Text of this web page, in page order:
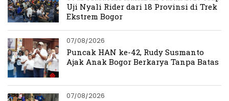
Uji Nyali Rider dari 18 Provinsi di Trek
Ekstrem Bogor
07/08/2026
Puncak HAN ke-42, Rudy Susmanto
Ajak Anak Bogor Berkarya Tanpa Batas
07/08/2026